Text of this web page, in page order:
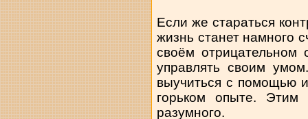
Если же стараться
жизнь станет намного
своём
управлять своим
выучиться с помощью
горьком опыте. Этим
разумного.